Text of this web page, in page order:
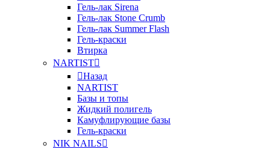
Гель-лак Sirena
Гель-лак Stone Crumb
Гель-лак Summer Flash
Гель-краски
Втирка
NARTIST
Назад
NARTIST
Базы и топы
Жидкий полигель
Камуфлирующие базы
Гель-краски
NIK NAILS